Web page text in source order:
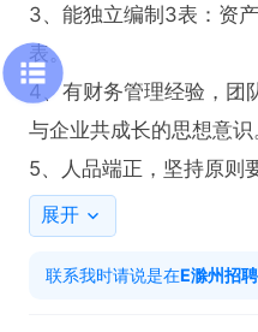
3、能独立编制3表：资
表。
4、有财务管理经验，团
与企业共成长的思想意识
5、人品端正，坚持原则
质。
展开
联系我时请说是在E滁州招